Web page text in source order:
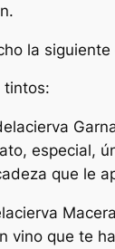
la
tintos:
especial,
que le
vino que te